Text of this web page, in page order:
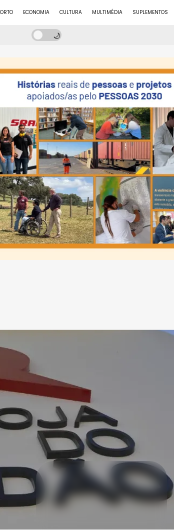
ECONOMIA CULTURA MULTIMÉDIA SUPLEMENTOS
SOCIEDADE
FALECEU PAULA ALMEIDA,
JOVEM ENFERMEIRA NO
HOSPITAL DE VISEU